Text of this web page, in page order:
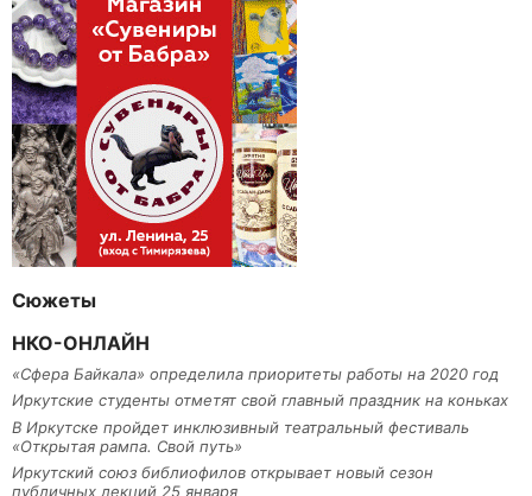
Сюжеты
НКО-ОНЛАЙН
«Сфера Байкала» определила приоритеты работы на 2020 год
Иркутские студенты отметят свой главный праздник на коньках
В Иркутске пройдет инклюзивный театральный фестиваль
«Открытая рампа. Свой путь»
Иркутский союз библиофилов открывает новый сезон
публичных лекций 25 января